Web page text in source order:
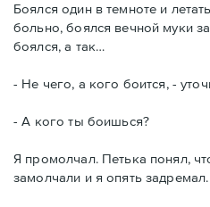
Боялся один в темноте и
больно, боялся вечной муки
боялся, а так…
- Не чего, а кого боится, -
- А кого ты боишься?
Я промолчал. Петька понял,
замолчали и я опять задремал.